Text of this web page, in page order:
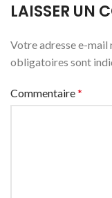
LAISSER UN
Votre adresse e-mail
obligatoires sont
Commentaire*